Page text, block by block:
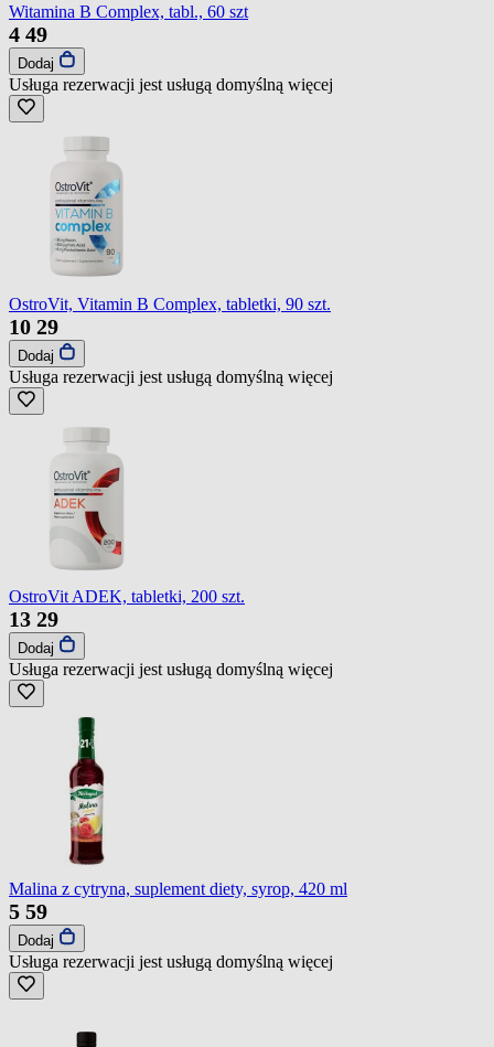
Witamina B Complex, tabl., 60 szt
4 49
Dodaj
Usługa rezerwacji jest usługą domyślną więcej
OstroVit, Vitamin B Complex, tabletki, 90 szt.
10 29
Dodaj
Usługa rezerwacji jest usługą domyślną więcej
OstroVit ADEK, tabletki, 200 szt.
13 29
Dodaj
Usługa rezerwacji jest usługą domyślną więcej
Malina z cytryna, suplement diety, syrop, 420 ml
5 59
Dodaj
Usługa rezerwacji jest usługą domyślną więcej